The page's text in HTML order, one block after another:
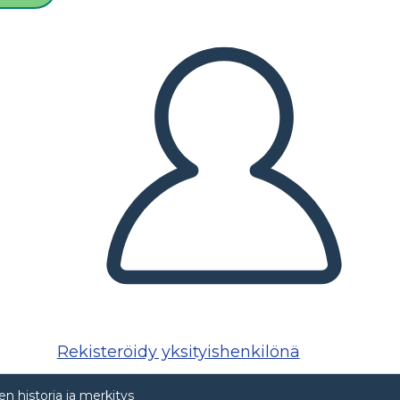
Rekisteröidy yksityishenkilönä
historia ja merkitys